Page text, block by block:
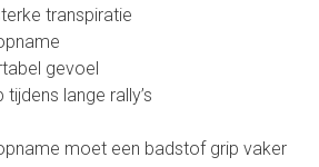
transpiratie
gevoel
lange rally’s
moet een badstof grip vaker